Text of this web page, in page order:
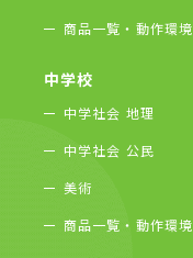
商品一覧・動作環境
中学校
中学社会 地理
中学社会 公民
美術
商品一覧・動作環境